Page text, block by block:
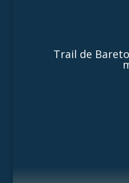
Trail de